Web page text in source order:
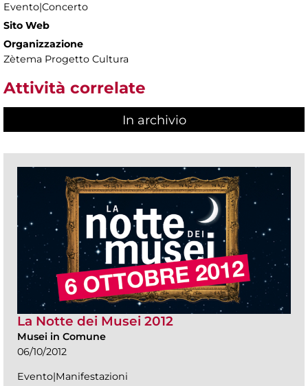
Evento|Concerto
Sito Web
Organizzazione
Zètema Progetto Cultura
Attività correlate
In archivio
La Notte dei Musei 2012
Musei in Comune
06/10/2012
Evento|Manifestazioni